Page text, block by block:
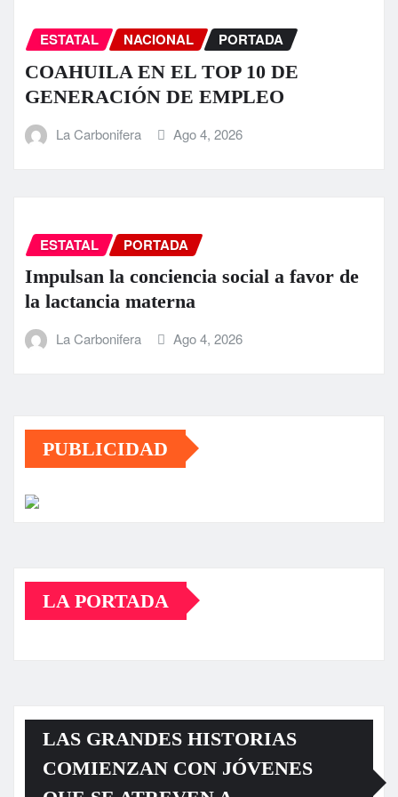
ESTATAL NACIONAL PORTADA
COAHUILA EN EL TOP 10 DE
GENERACIÓN DE EMPLEO
La Carbonifera Ago 4, 2026
ESTATAL PORTADA
Impulsan la conciencia social a favor de
la lactancia materna
La Carbonifera Ago 4, 2026
PUBLICIDAD
LA PORTADA
LAS GRANDES HISTORIAS
COMIENZAN CON JÓVENES